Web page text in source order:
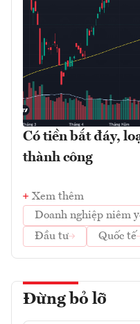
Có tiền bắt đáy,
thành công
Xem thêm
Doanh nghiệp niêm
Đầu tư
Quốc tế
Đừng bỏ lỡ